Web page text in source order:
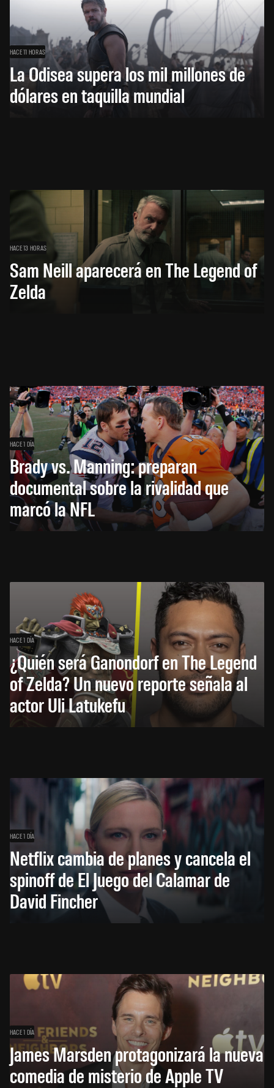
HACE 11 HORAS
La Odisea supera los mil millones de
dólares en taquilla mundial
HACE 13 HORAS
Sam Neill aparecerá en The Legend of
Zelda
HACE 1 DÍA
Brady vs. Manning: preparan
documental sobre la rivalidad que
marcó la NFL
HACE 1 DÍA
¿Quién será Ganondorf en The Legend
of Zelda? Un nuevo reporte señala al
actor Uli Latukefu
HACE 1 DÍA
Netflix cambia de planes y cancela el
spinoff de El Juego del Calamar de
David Fincher
HACE 1 DÍA
James Marsden protagonizará la nueva
comedia de misterio de Apple TV